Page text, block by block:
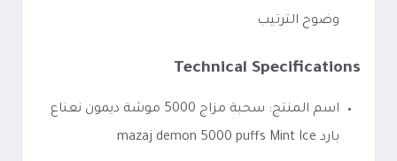
وضوح الترتيب
Technical Specifications
اسم المنتج: سحبة مزاج 5000 موشة ديمون نعناع
بارد mazaj demon 5000 puffs Mint Ice